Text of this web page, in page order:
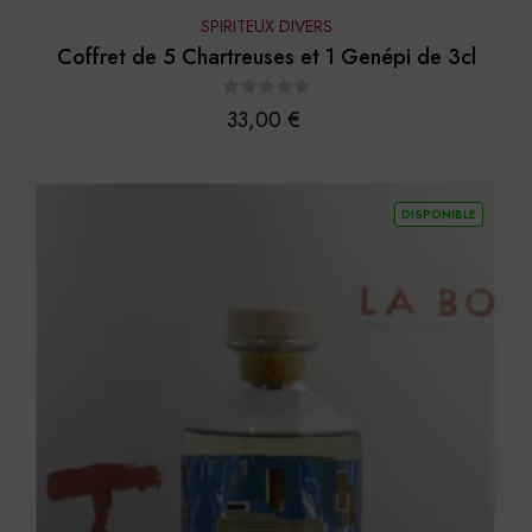
SPIRITEUX DIVERS
Coffret de 5 Chartreuses et 1 Genépi de 3cl
Prix
33,00 €
DISPONIBLE